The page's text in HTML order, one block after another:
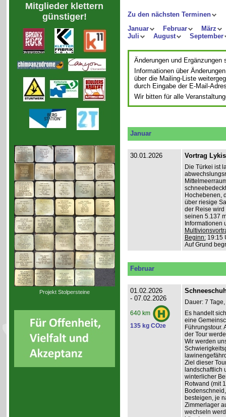
Mitglieder klettern
günstiger!
Projekt Stolpersteine
Zu den nächsten Terminen
Januar
Februar
März
Juli
August September
Änderungen und Ergänzungen
Informationen über
über die Mailing-Liste
durch Eingabe der E-Mail-
Wir bitten für alle
Januar
30.01.2026 Vortrag
Die Türkei ist
Hochebenen,
über riesige
der Reise wird
seinen 5.137
Informationen
Beginn:19:15
Auf Grund
Februar
01.02.2026
- 07.02.2026
640 km
135 kg CO2e
Dauer: 7
Es handelt
eine
Führungstour.
der Tour
Wir werden
Ziel dieser
landschaftlich
winterlicher
Rotwand (mit
besteigen, je
Zimmerlager
wechseln